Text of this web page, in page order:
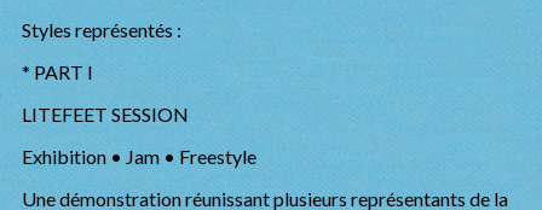
Styles représentés :
* PART I
LITEFEET SESSION
Exhibition • Jam • Freestyle
Une démonstration réunissant plusieurs représentants de la